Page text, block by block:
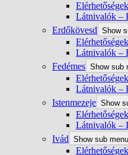
Látnivalók –
Erdőkövesd Show
Látnivalók –
Fedémes Show sub
Látnivalók –
Istenmezeje Show
Látnivalók –
Ivád Show sub menu